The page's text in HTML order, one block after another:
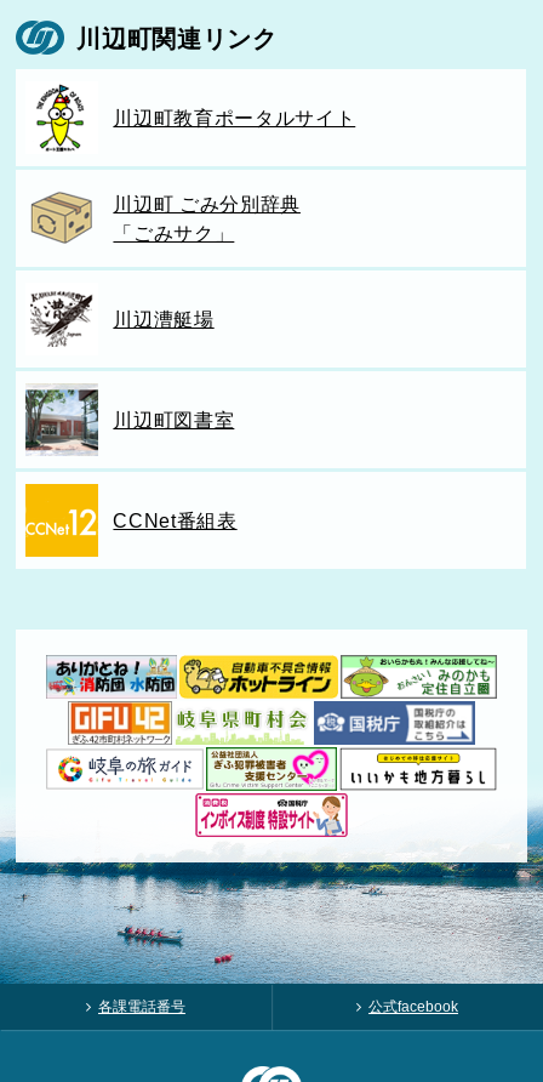
川辺町関連リンク
川辺町教育ポータルサイト
川辺町 ごみ分別辞典
「ごみサク」
川辺漕艇場
川辺町図書室
CCNet番組表
各課電話番号 公式facebook